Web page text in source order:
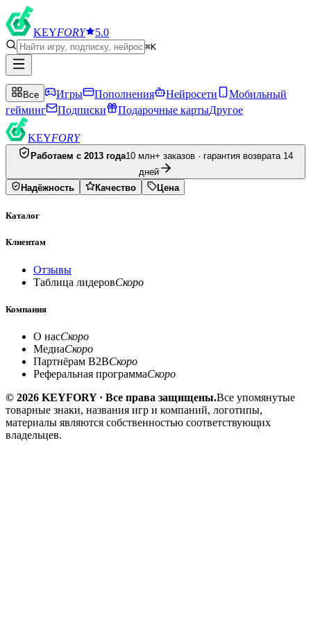
KEYFORY 5.0
⌘K
Все Игры Пополнения Нейросети
Мобильный
гейминг
Подписки Подарочные картыДругое
KEYFORY
Работаем с 2013 года10 млн+ заказов · гарантия возврата 14
дней
Надёжность
Качество Цена
Каталог
Клиентам
Отзывы
Таблица лидеровСкоро
Компания
О насСкоро
МедиаСкоро
Партнёрам B2BСкоро
Реферальная программаСкоро
© 2026 KEYFORY · Все права защищены.Все упомянутые
товарные знаки, названия игр и компаний, логотипы,
материалы являются собственностью соответствующих
владельцев.